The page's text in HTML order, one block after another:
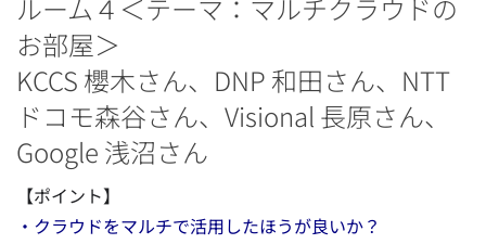
ルーム４＜テーマ：マルチクラウドの
お部屋＞
KCCS 櫻木さん、DNP 和田さん、NTT
ドコモ森谷さん、Visional 長原さん、
Google 浅沼さん
【ポイント】
・クラウドをマルチで活用したほうが良いか？